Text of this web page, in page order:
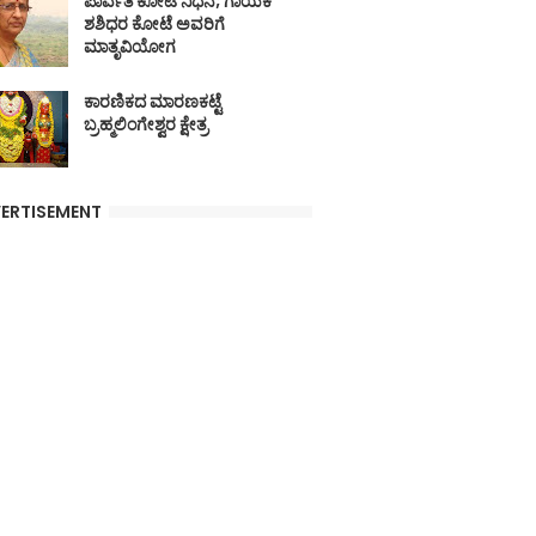
ಶಶಿಧರ ಕೋಟೆ ಅವರಿಗೆ
ಮಾತೃವಿಯೋಗ
ಕಾರಣಿಕದ ಮಾರಣಕಟ್ಟೆ
ಬ್ರಹ್ಮಲಿಂಗೇಶ್ವರ ಕ್ಷೇತ್ರ